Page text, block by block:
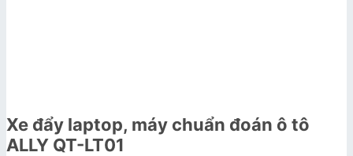
Xe đẩy laptop, máy chuẩn đoán ô tô
ALLY QT-LT01